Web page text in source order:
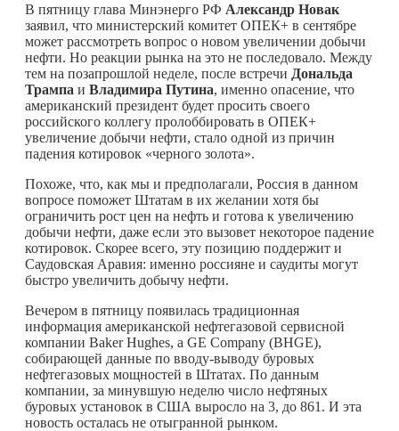
В пятницу глава Минэнерго РФ Александр Новак
заявил, что министерский комитет ОПЕК+ в сентябре
может рассмотреть вопрос о новом увеличении добычи
нефти. Но реакции рынка на это не последовало. Между
тем на позапрошлой неделе, после встречи Дональда
Трампа и Владимира Путина, именно опасение, что
американский президент будет просить своего
российского коллегу пролоббировать в ОПЕК+
увеличение добычи нефти, стало одной из причин
падения котировок «черного золота».
Похоже, что, как мы и предполагали, Россия в данном
вопросе поможет Штатам в их желании хотя бы
ограничить рост цен на нефть и готова к увеличению
добычи нефти, даже если это вызовет некоторое падение
котировок. Скорее всего, эту позицию поддержит и
Саудовская Аравия: именно россияне и саудиты могут
быстро увеличить добычу нефти.
Вечером в пятницу появилась традиционная
информация американской нефтегазовой сервисной
компании Baker Hughes, a GE Company (BHGE),
собирающей данные по вводу-выводу буровых
нефтегазовых мощностей в Штатах. По данным
компании, за минувшую неделю число нефтяных
буровых установок в США выросло на 3, до 861. И эта
новость осталась не отыгранной рынком.